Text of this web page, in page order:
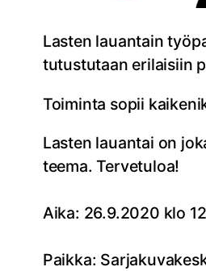
Lasten lauantain
tutustutaan erilaisiin
Toiminta sopii
Lasten lauantai on
teema. Tervetuloa!
Aika: 26.9.2020 klo
Paikka: